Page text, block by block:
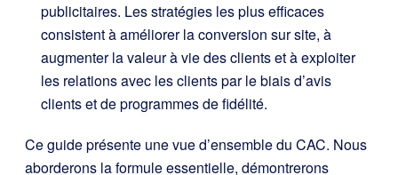
publicitaires. Les stratégies les plus efficaces
consistent à améliorer la conversion sur site, à
augmenter la valeur à vie des clients et à exploiter
les relations avec les clients par le biais d’avis
clients et de programmes de fidélité.
Ce guide présente une vue d’ensemble du CAC. Nous
aborderons la formule essentielle, démontrerons